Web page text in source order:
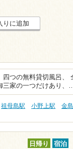
りに追加
四つの無料貸切風呂、
三家の一つだけあり、
祖母島駅 小野上駅
金
日帰り 宿泊